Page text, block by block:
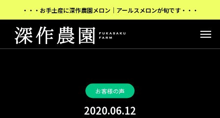
・・・お手土産に深作農園メロン｜アールスメロンが旬です・・・
お客様の声
2020.06.12